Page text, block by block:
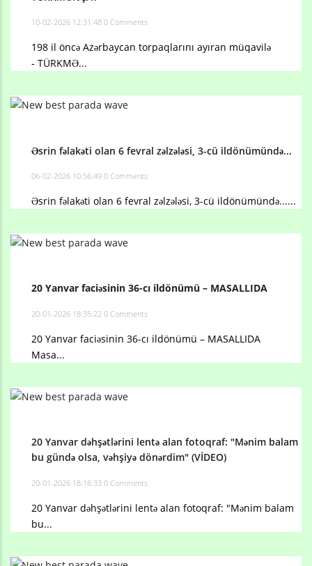
10-02-2026 12:31:48 0 Comments
198 il öncə Azərbaycan torpaqlarını ayıran müqavilə
- TÜRKMƏ...
Əsrin fəlakəti olan 6 fevral zəlzələsi, 3-cü ildönümündə...
06-02-2026 10:56:49 0 Comments
Əsrin fəlakəti olan 6 fevral zəlzələsi, 3-cü ildönümündə......
20 Yanvar faciəsinin 36-cı ildönümü – MASALLIDA
20-01-2026 18:35:22 0 Comments
20 Yanvar faciəsinin 36-cı ildönümü – MASALLIDA
Masa...
20 Yanvar dəhşətlərini lentə alan fotoqraf: "Mənim balam
bu gündə olsa, vəhşiyə dönərdim" (VİDEO)
20-01-2026 18:16:33 0 Comments
20 Yanvar dəhşətlərini lentə alan fotoqraf: "Mənim balam
bu...